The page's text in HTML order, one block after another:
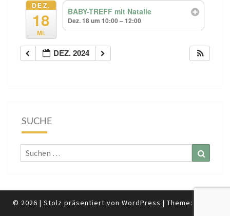
DEZ.
18
Mi.
BABY-TREFF mit Natalie
Dez. 18 um 10:00 – 12:00
DEZ. 2024
SUCHE
Suchen
nach:
© 2026 | Stolz präsentiert von WordPress | Theme: